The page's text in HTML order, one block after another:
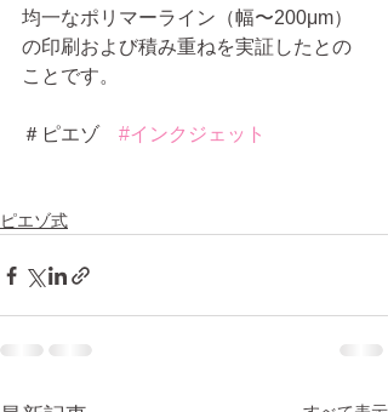
均一なポリマーライン（幅〜200μm）
の印刷および積み重ねを実証したとの
ことです。
＃ピエゾ #インクジェット
ピエゾ式